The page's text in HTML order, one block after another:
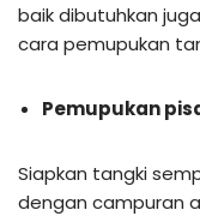
baik dibutuhkan
cara pemupukan
Pemupukan
Siapkan tangki
dengan campuran